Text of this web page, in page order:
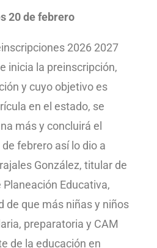
20 de febrero
2026 2027
inicia la preinscripción,
y cuyo objetivo es
en el estado, se
más y concluirá el
febrero así lo dio a
González, titular de
Educativa,
de que más niñas y niños
preparatoria y CAM
de la educación en